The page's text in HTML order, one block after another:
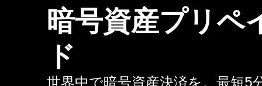
暗号資産プリペ
ド
世界中で暗号資産決済を。最短5